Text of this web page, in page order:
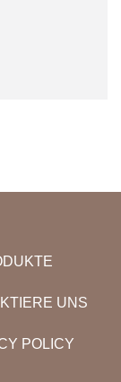
UNS
POLICY